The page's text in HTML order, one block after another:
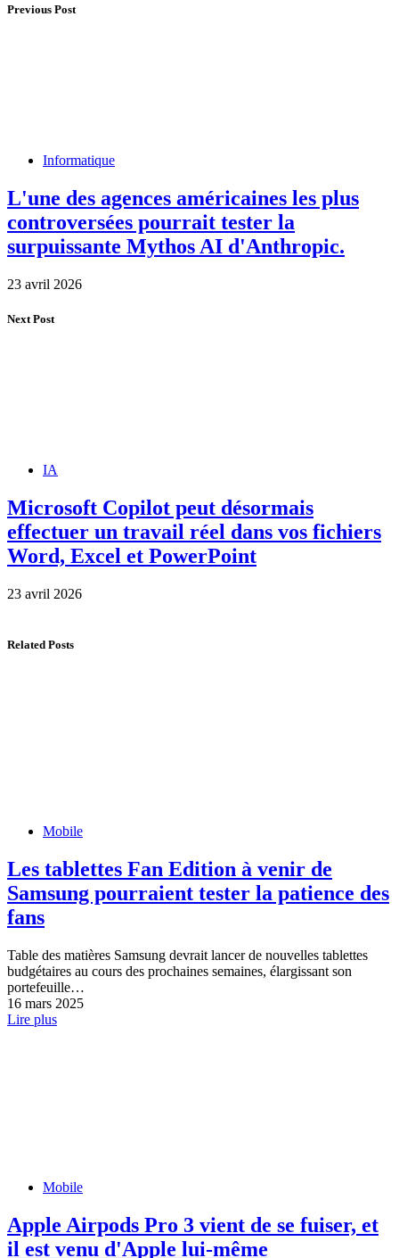
Previous Post
Informatique
L'une des agences américaines les plus
controversées pourrait tester la
surpuissante Mythos AI d'Anthropic.
23 avril 2026
Next Post
IA
Microsoft Copilot peut désormais
effectuer un travail réel dans vos fichiers
Word, Excel et PowerPoint
23 avril 2026
Related Posts
Mobile
Les tablettes Fan Edition à venir de
Samsung pourraient tester la patience des
fans
Table des matières Samsung devrait lancer de nouvelles tablettes
budgétaires au cours des prochaines semaines, élargissant son
portefeuille…
16 mars 2025
Lire plus
Mobile
Apple Airpods Pro 3 vient de se fuiser, et
il est venu d'Apple lui-même